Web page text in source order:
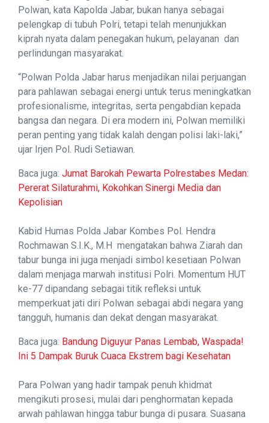
Polwan, kata Kapolda Jabar, bukan hanya sebagai
pelengkap di tubuh Polri, tetapi telah menunjukkan
kiprah nyata dalam penegakan hukum, pelayanan dan
perlindungan masyarakat.
“Polwan Polda Jabar harus menjadikan nilai perjuangan
para pahlawan sebagai energi untuk terus meningkatkan
profesionalisme, integritas, serta pengabdian kepada
bangsa dan negara. Di era modern ini, Polwan memiliki
peran penting yang tidak kalah dengan polisi laki-laki,”
ujar Irjen Pol. Rudi Setiawan.
Baca juga: Jumat Barokah Pewarta Polrestabes Medan:
Pererat Silaturahmi, Kokohkan Sinergi Media dan
Kepolisian
Kabid Humas Polda Jabar Kombes Pol. Hendra
Rochmawan S.I.K., M.H mengatakan bahwa Ziarah dan
tabur bunga ini juga menjadi simbol kesetiaan Polwan
dalam menjaga marwah institusi Polri. Momentum HUT
ke-77 dipandang sebagai titik refleksi untuk
memperkuat jati diri Polwan sebagai abdi negara yang
tangguh, humanis dan dekat dengan masyarakat.
Baca juga: Bandung Diguyur Panas Lembab, Waspada!
Ini 5 Dampak Buruk Cuaca Ekstrem bagi Kesehatan
Para Polwan yang hadir tampak penuh khidmat
mengikuti prosesi, mulai dari penghormatan kepada
arwah pahlawan hingga tabur bunga di pusara. Suasana